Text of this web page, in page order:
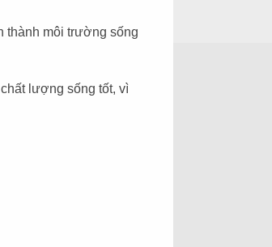
thành môi trường sống
lượng sống tốt, vì